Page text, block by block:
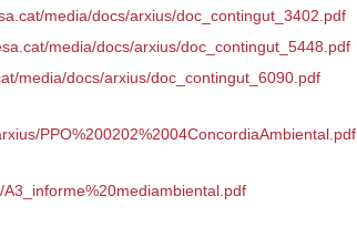
media/docs/arxius/doc_contingut_3402.pdf
media/docs/arxius/doc_contingut_5448.pdf
media/docs/arxius/doc_contingut_6090.pdf
PPO%200202%2004ConcordiaAmbiental.pdf